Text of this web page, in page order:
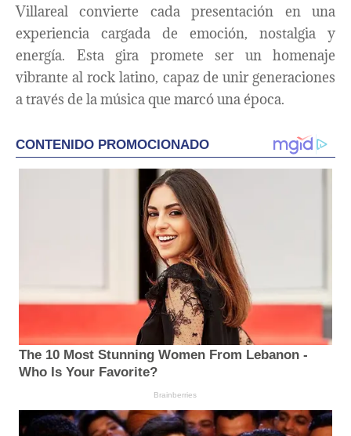
Villareal convierte cada presentación en una
experiencia cargada de emoción, nostalgia y
energía. Esta gira promete ser un homenaje
vibrante al rock latino, capaz de unir generaciones
a través de la música que marcó una época.